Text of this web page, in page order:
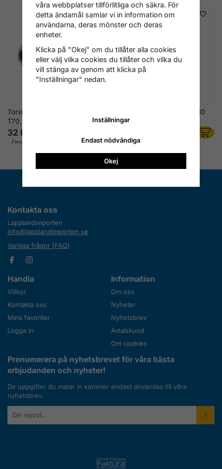
Torxbits med hål 5/16" T10–
T70, 30 mm
32 kr
Finns i lager
Insexbits 5/16" 7–14 mm, 30
mm
Finns i lager
Kontakta oss
Lapplandimporten
info@lapplandimporten.se
Vanliga frågor (FAQ)
Handla
Villkor
Kontakta oss
Mina favoriter
Logga in
Information
Om oss
Nyheter
Nyhetsbrev
Avtalskund
Om cookies
Prenumerera på nyhetsbrevet för våra bästa
erbjudanden och nyheter!
De uppgifter du matar in kommer endast användas till våra
nyhetsbrev.
postadress
våra webbplatser tillförlitliga och säkra. För
detta ändamål samlar vi in information om
användarna, deras mönster och deras
enheter.
Klicka på "Okej" om du tillåter alla cookies
eller välj vilka cookies du tillåter och vilka du
vill stänga av genom att klicka på
"Inställningar" nedan.
Inställningar
Endast nödvändiga
Okej